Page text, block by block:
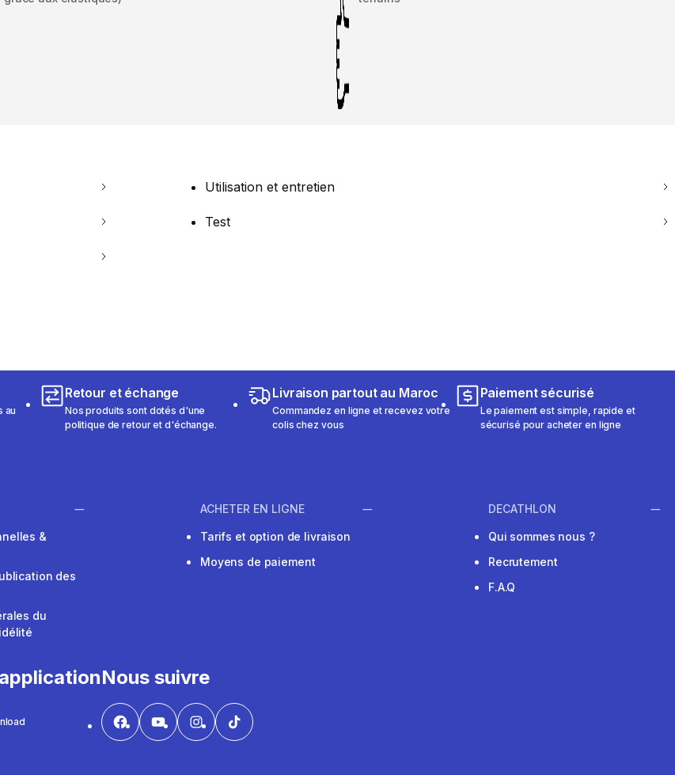
Utilisation et entretien
Test
au
Retour et échange
Nos produits sont dotés d'une
politique de retour et d'échange.
Livraison partout au Maroc
Commandez en ligne et recevez votre
colis chez vous
Paiement sécurisé
Le paiement est simple, rapide et
sécurisé pour acheter en ligne
&
des
du
ACHETER EN LIGNE
Tarifs et option de livraison
Moyens de paiement
DECATHLON
Qui sommes nous ?
Recrutement
F.A.Q
Nous suivre